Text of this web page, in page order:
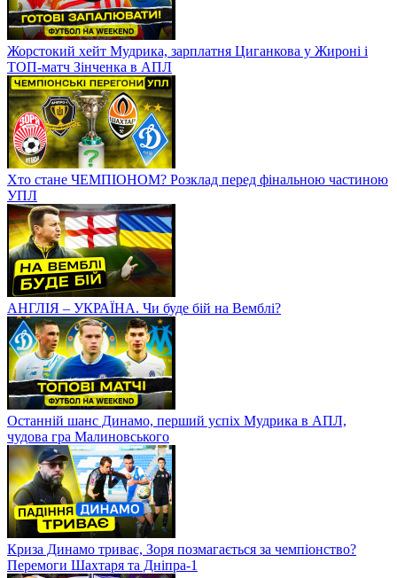
Жорстокий хейт Мудрика, зарплатня Циганкова у Жироні і
ТОП-матч Зінченка в АПЛ
Хто стане ЧЕМПІОНОМ? Розклад перед фінальною частиною
УПЛ
АНГЛІЯ – УКРАЇНА. Чи буде бій на Вемблі?
Останній шанс Динамо, перший успіх Мудрика в АПЛ,
чудова гра Малиновського
Криза Динамо триває, Зоря позмагається за чемпіонство?
Перемоги Шахтаря та Дніпра-1